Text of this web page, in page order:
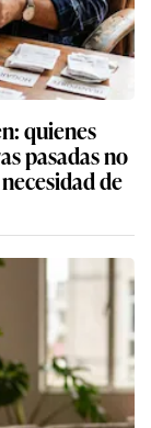
quienes
pasadas no
de